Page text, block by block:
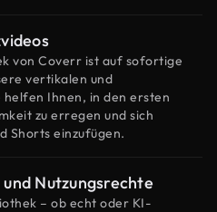
von Coverr ist auf sofortige
vertikalen und
Ihnen, in den ersten
zu erregen und sich
Shorts einzufügen.
Nutzungsrechte
– ob echt oder KI-